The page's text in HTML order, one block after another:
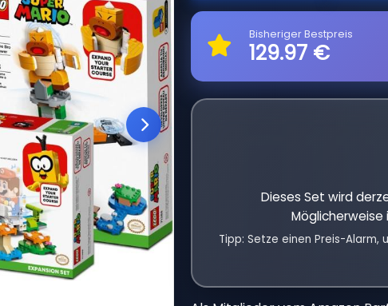
Bisheriger Bestpreis
129.97 €
Dieses Set wird
Tipp: Setze einen Preis-